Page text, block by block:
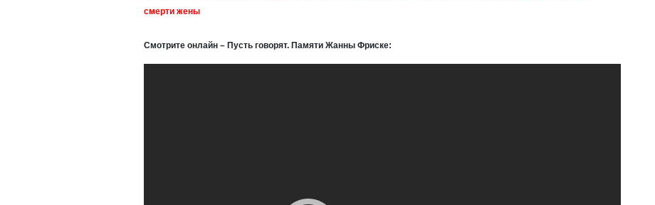
смерти жены
Смотрите онлайн – Пусть говорят. Памяти Жанны Фриске: